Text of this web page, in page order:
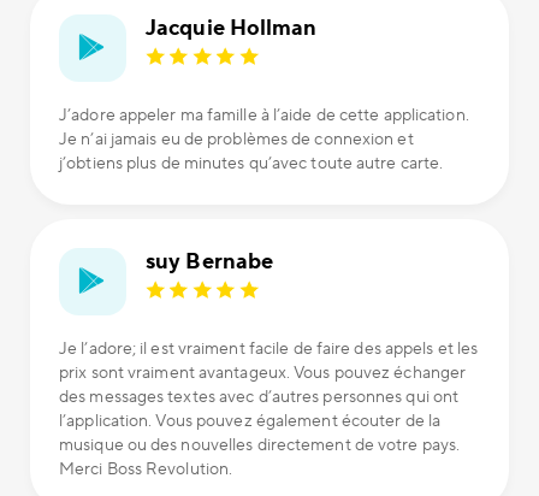
Jacquie Hollman
J’adore appeler ma famille à l’aide de cette application.
Je n’ai jamais eu de problèmes de connexion et
j’obtiens plus de minutes qu’avec toute autre carte.
suy Bernabe
Je l’adore; il est vraiment facile de faire des appels et les
prix sont vraiment avantageux. Vous pouvez échanger
des messages textes avec d’autres personnes qui ont
l’application. Vous pouvez également écouter de la
musique ou des nouvelles directement de votre pays.
Merci Boss Revolution.